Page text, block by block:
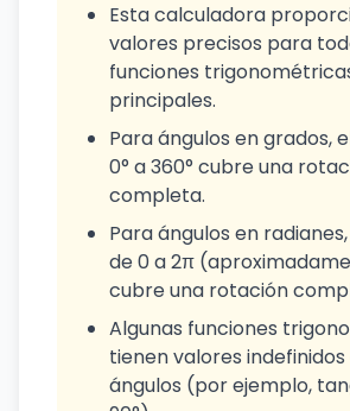
Esta calculadora
valores precisos para
funciones
principales.
Para ángulos en grados,
0° a 360° cubre una
completa.
Para ángulos en
de 0 a 2π
cubre una rotación
Algunas funciones
tienen valores
ángulos (por ejemplo,